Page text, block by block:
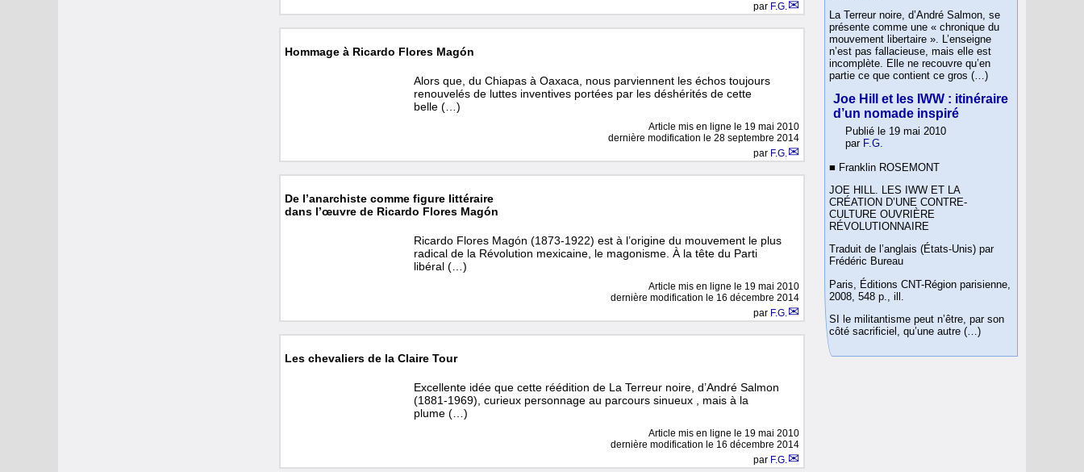
par F.G.
Hommage à Ricardo Flores Magón
Alors que, du Chiapas à Oaxaca, nous parviennent les échos toujours
renouvelés de luttes inventives portées par les déshérités de cette
belle (…)
Article mis en ligne le 19 mai 2010
dernière modification le 28 septembre 2014
par F.G.
De l’anarchiste comme figure littéraire
dans l’œuvre de Ricardo Flores Magón
Ricardo Flores Magón (1873-1922) est à l’origine du mouvement le plus
radical de la Révolution mexicaine, le magonisme. À la tête du Parti
libéral (…)
Article mis en ligne le 19 mai 2010
dernière modification le 16 décembre 2014
par F.G.
Les chevaliers de la Claire Tour
Excellente idée que cette réédition de La Terreur noire, d’André Salmon
(1881-1969), curieux personnage au parcours sinueux , mais à la
plume (…)
Article mis en ligne le 19 mai 2010
dernière modification le 16 décembre 2014
par F.G.
La Terreur noire, d’André Salmon, se
présente comme une « chronique du
mouvement libertaire ». L’enseigne
n’est pas fallacieuse, mais elle est
incomplète. Elle ne recouvre qu’en
partie ce que contient ce gros (…)
Joe Hill et les IWW : itinéraire
d’un nomade inspiré
Publié le 19 mai 2010
par F.G.
■ Franklin ROSEMONT
JOE HILL. LES IWW ET LA
CRÉATION D’UNE CONTRE-
CULTURE OUVRIÈRE
RÉVOLUTIONNAIRE
Traduit de l’anglais (États-Unis) par
Frédéric Bureau
Paris, Éditions CNT-Région parisienne,
2008, 548 p., ill.
SI le militantisme peut n’être, par son
côté sacrificiel, qu’une autre (…)